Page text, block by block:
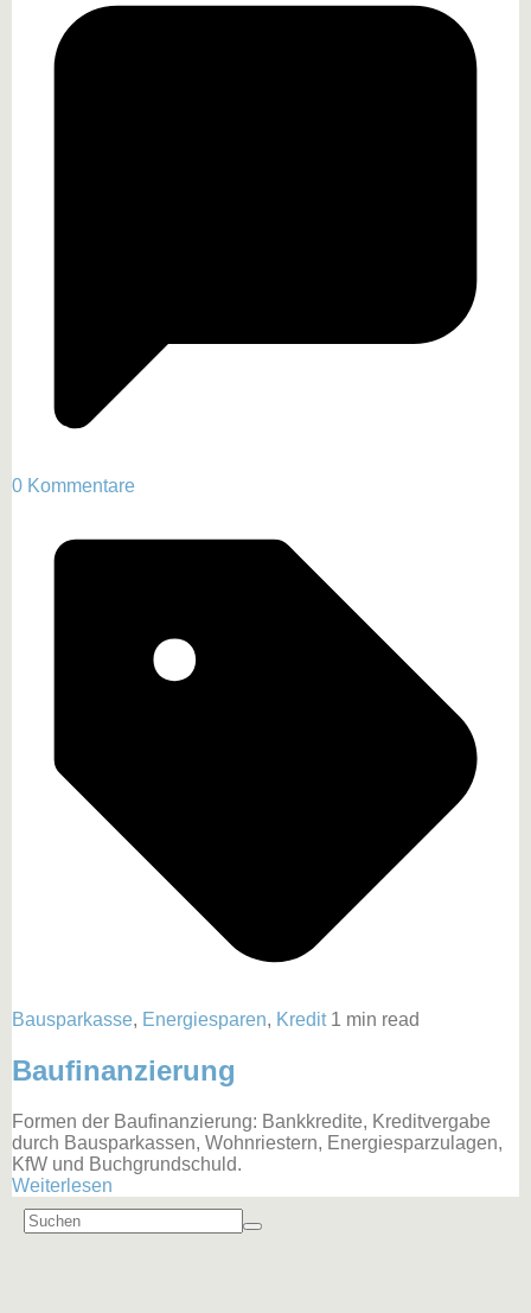
0 Kommentare
Bausparkasse, Energiesparen, Kredit 1 min read
Baufinanzierung
Formen der Baufinanzierung: Bankkredite, Kreditvergabe
durch Bausparkassen, Wohnriestern, Energiesparzulagen,
KfW und Buchgrundschuld.
Weiterlesen